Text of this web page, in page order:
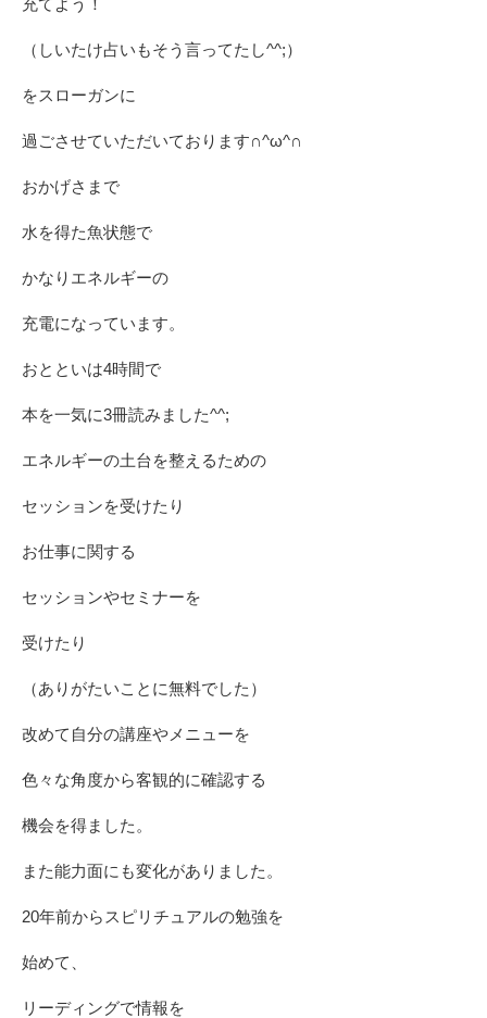
充てよう！
（しいたけ占いもそう言ってたし^^;）
をスローガンに
過ごさせていただいております∩^ω^∩
おかげさまで
水を得た魚状態で
かなりエネルギーの
充電になっています。
おとといは4時間で
本を一気に3冊読みました^^;
エネルギーの土台を整えるための
セッションを受けたり
お仕事に関する
セッションやセミナーを
受けたり
（ありがたいことに無料でした）
改めて自分の講座やメニューを
色々な角度から客観的に確認する
機会を得ました。
また能力面にも変化がありました。
20年前からスピリチュアルの勉強を
始めて、
リーディングで情報を